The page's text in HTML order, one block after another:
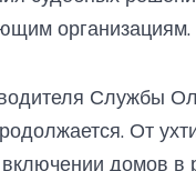
организациям.
Службы
От
домов в